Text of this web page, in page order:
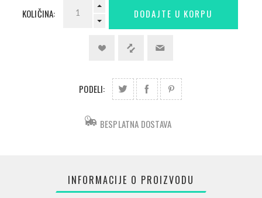
KOLIČINA:
PODELI:
BESPLATNA DOSTAVA
INFORMACIJE O PROIZVODU